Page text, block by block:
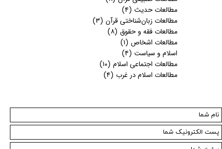
مطالعات حدیث (۴)
مطالعات زبان‌شناختی قرآن (۳)
مطالعات فقه و حقوق (۸)
مطالعات اشخاص (۱)
اسلام و سیاست (۴)
مطالعات اجتماعی اسلام (۱۰)
مطالعات اسلام در غرب (۴)